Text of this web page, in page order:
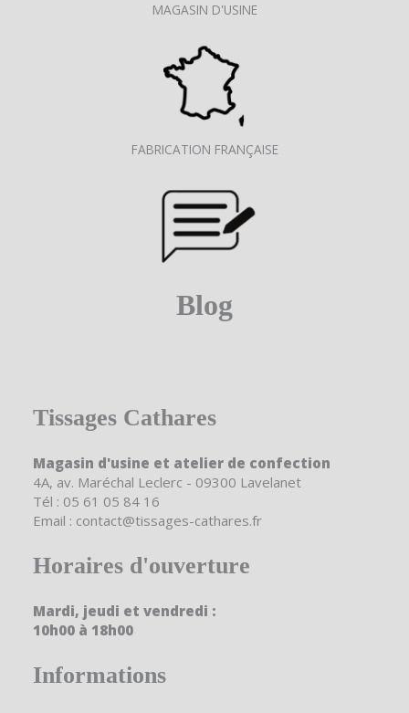
MAGASIN D'USINE
FABRICATION FRANÇAISE
Blog
Tissages Cathares
Magasin d'usine et atelier de confection
4A, av. Maréchal Leclerc - 09300 Lavelanet
Tél : 05 61 05 84 16
Email : contact@tissages-cathares.fr
Horaires d'ouverture
Mardi, jeudi et vendredi :
10h00 à 18h00
Informations